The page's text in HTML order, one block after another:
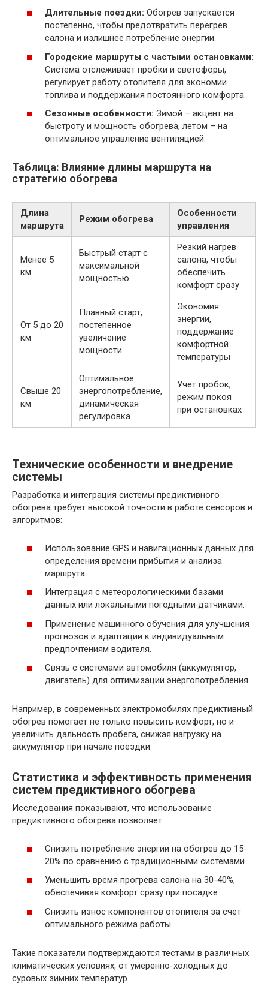
Длительные поездки: Обогрев запускается
постепенно, чтобы предотвратить перегрев
салона и излишнее потребление энергии.
Городские маршруты с частыми остановками:
Система отслеживает пробки и светофоры,
регулирует работу отопителя для экономии
топлива и поддержания постоянного комфорта.
Сезонные особенности: Зимой – акцент на
быстроту и мощность обогрева, летом – на
оптимальное управление вентиляцией.
Таблица: Влияние длины маршрута на
стратегию обогрева
Длина
маршрута
Режим обогрева
Особенности
управления
Менее 5
км
Быстрый старт с
максимальной
мощностью
Резкий нагрев
салона, чтобы
обеспечить
комфорт сразу
От 5 до 20
км
Плавный старт,
постепенное
увеличение
мощности
Экономия
энергии,
поддержание
комфортной
температуры
Свыше 20
км
Оптимальное
энергопотребление,
динамическая
регулировка
Учет пробок,
режим покоя
при остановках
Технические особенности и внедрение
системы
Разработка и интеграция системы предиктивного
обогрева требует высокой точности в работе сенсоров и
алгоритмов:
Использование GPS и навигационных данных для
определения времени прибытия и анализа
маршрута.
Интеграция с метеорологическими базами
данных или локальными погодными датчиками.
Применение машинного обучения для улучшения
прогнозов и адаптации к индивидуальным
предпочтениям водителя.
Связь с системами автомобиля (аккумулятор,
двигатель) для оптимизации энергопотребления.
Например, в современных электромобилях предиктивный
обогрев помогает не только повысить комфорт, но и
увеличить дальность пробега, снижая нагрузку на
аккумулятор при начале поездки.
Статистика и эффективность применения
систем предиктивного обогрева
Исследования показывают, что использование
предиктивного обогрева позволяет:
Снизить потребление энергии на обогрев до 15-
20% по сравнению с традиционными системами.
Уменьшить время прогрева салона на 30-40%,
обеспечивая комфорт сразу при посадке.
Снизить износ компонентов отопителя за счет
оптимального режима работы.
Такие показатели подтверждаются тестами в различных
климатических условиях, от умеренно-холодных до
суровых зимних температур.